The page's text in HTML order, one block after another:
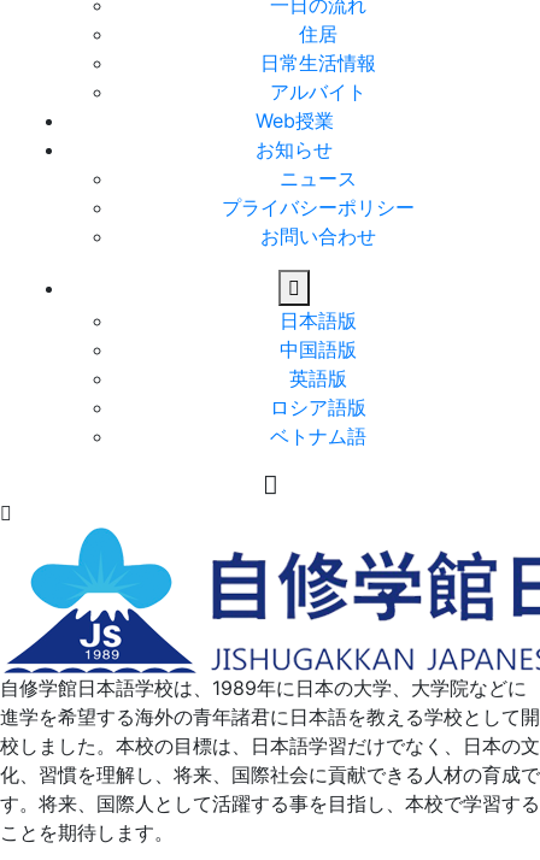
住居
日常生活情報
アルバイト
Web授業
お知らせ
ニュース
プライバシーポリシー
お問い合わせ
日本語版
中国語版
英語版
ロシア語版
ベトナム語
自修学館日本語学校は、1989年に日本の大学、大学院などに
進学を希望する海外の青年諸君に日本語を教える学校として開
校しました。本校の目標は、日本語学習だけでなく、日本の文
化、習慣を理解し、将来、国際社会に貢献できる人材の育成で
す。将来、国際人として活躍する事を目指し、本校で学習する
ことを期待します。